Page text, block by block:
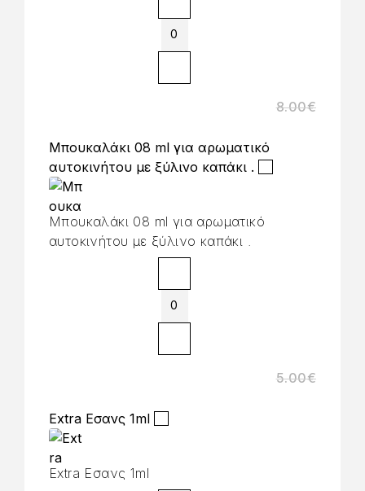
8.00€
Μπουκαλάκι 08 ml για αρωματικό
αυτοκινήτου με ξύλινο καπάκι .
Μπουκαλάκι 08 ml για αρωματικό
αυτοκινήτου με ξύλινο καπάκι .
5.00€
Extra Εσανς 1ml
Extra Εσανς 1ml